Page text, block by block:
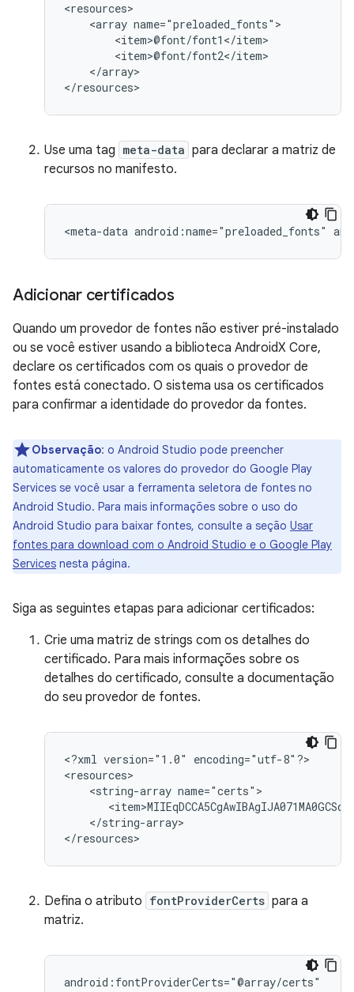
<array
</array>
</resources>
Use uma tag meta-data para declarar a matriz de
recursos no manifesto.
<meta-data android:name="preloaded_fonts"
Adicionar certificados
Quando um provedor de fontes não estiver pré-instalado
ou se você estiver usando a biblioteca AndroidX Core,
declare os certificados com os quais o provedor de
fontes está conectado. O sistema usa os certificados
para confirmar a identidade do provedor da fontes.
Observação: o Android Studio pode preencher
automaticamente os valores do provedor do Google Play
Services se você usar a ferramenta seletora de fontes no
Android Studio. Para mais informações sobre o uso do
Android Studio para baixar fontes, consulte a seção Usar
fontes para download com o Android Studio e o Google Play
Services nesta página.
Siga as seguintes etapas para adicionar certificados:
Crie uma matriz de strings com os detalhes do
certificado. Para mais informações sobre os
detalhes do certificado, consulte a documentação
do seu provedor de fontes.
<?xml version="1.0"
encoding="utf-8"?>
<string-array
</string-array>
</resources>
Defina o atributo fontProviderCerts para a
matriz.
android:fontProviderCerts="@array/certs"